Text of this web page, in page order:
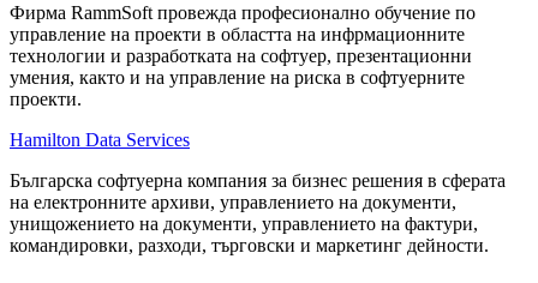
Фирма RammSoft провежда професионално обучение по
управление на проекти в областта на инфрмационните
технологии и разработката на софтуер, презентационни
умения, както и на управление на риска в софтуерните
проекти.
Hamilton Data Services
Българска софтуерна компания за бизнес решения в сферата
на електронните архиви, управлението на документи,
унищожението на документи, управлението на фактури,
командировки, разходи, търговски и маркетинг дейности.